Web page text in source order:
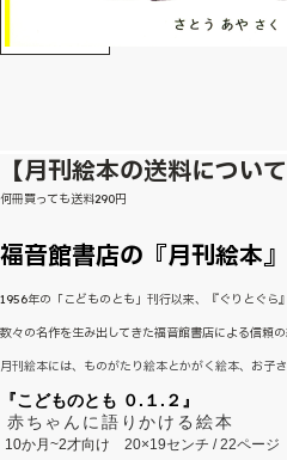
【月刊絵本の送料について
何冊買っても送料290円
福音館書店の『月刊絵本
1956年の「こどものとも」刊行以来、『ぐりとぐら
数々の名作を生み出してきた福音館書店による信頼
月刊絵本には、ものがたり絵本とかがく絵本、お子
『こどものとも ０.１.２』
赤ちゃんに語りかける絵本
10か月~2才向け 20×19センチ / 22ページ